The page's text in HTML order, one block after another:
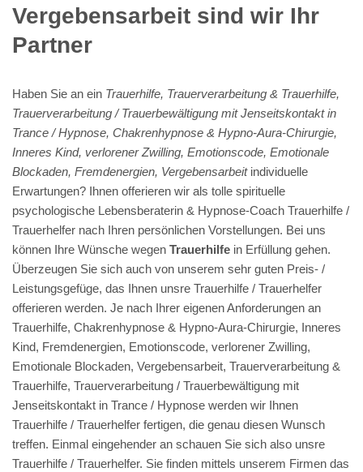
Vergebensarbeit sind wir Ihr
Partner
Haben Sie an ein Trauerhilfe, Trauerverarbeitung & Trauerhilfe,
Trauerverarbeitung / Trauerbewältigung mit Jenseitskontakt in
Trance / Hypnose, Chakrenhypnose & Hypno-Aura-Chirurgie,
Inneres Kind, verlorener Zwilling, Emotionscode, Emotionale
Blockaden, Fremdenergien, Vergebensarbeitindividuelle
Erwartungen? Ihnen offerieren wir als tolle spirituelle
psychologische Lebensberaterin & Hypnose-Coach Trauerhilfe /
Trauerhelfer nach Ihren persönlichen Vorstellungen. Bei uns
können Ihre Wünsche wegen Trauerhilfe in Erfüllung gehen.
Überzeugen Sie sich auch von unserem sehr guten Preis- /
Leistungsgefüge, das Ihnen unsre Trauerhilfe / Trauerhelfer
offerieren werden. Je nach Ihrer eigenen Anforderungen an
Trauerhilfe, Chakrenhypnose & Hypno-Aura-Chirurgie, Inneres
Kind, Fremdenergien, Emotionscode, verlorener Zwilling,
Emotionale Blockaden, Vergebensarbeit, Trauerverarbeitung &
Trauerhilfe, Trauerverarbeitung / Trauerbewältigung mit
Jenseitskontakt in Trance / Hypnose werden wir Ihnen
Trauerhilfe / Trauerhelfer fertigen, die genau diesen Wunsch
treffen. Einmal eingehender an schauen Sie sich also unsre
Trauerhilfe / Trauerhelfer. Sie finden mittels unserem Firmen das